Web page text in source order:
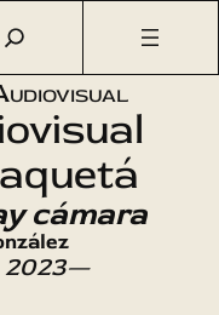
/Cine
cámara
2023—